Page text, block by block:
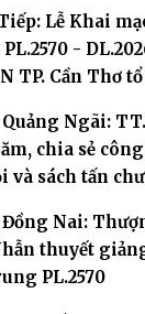
Lễ Khai
-
TP. Cần Thơ
Ngãi:
chia sẻ
và sách tấn
Nai:
thuyết
PL.2570